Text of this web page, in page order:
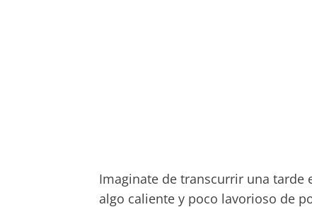
Imaginate de transcurrir una tarde
algo caliente y poco lavorioso de